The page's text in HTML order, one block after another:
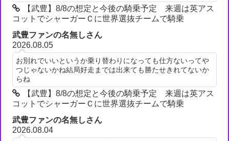
【武豊】8/8の想定と今後の騎乗予定 来週は英アス
コットでシャーガーＣに世界選抜チームで騎乗
武豊ファンの名無しさん
2026.08.05
お別れでいいというか乗り替わりになっても仕方ないってや
つじゃないかね結局好走までは出来ても勝たせきれてないか
らね
【武豊】8/8の想定と今後の騎乗予定 来週は英アス
コットでシャーガーＣに世界選抜チームで騎乗
武豊ファンの名無しさん
2026.08.04